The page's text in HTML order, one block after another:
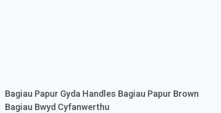
Bagiau Papur Gyda Handles Bagiau Papur Brown
Bagiau Bwyd Cyfanwerthu